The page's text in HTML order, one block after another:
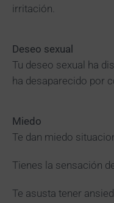
irritación.
Deseo sexual
Tu deseo sexual ha
ha desaparecido por
Miedo
Te dan miedo
Tienes la sensación
Te asusta tener